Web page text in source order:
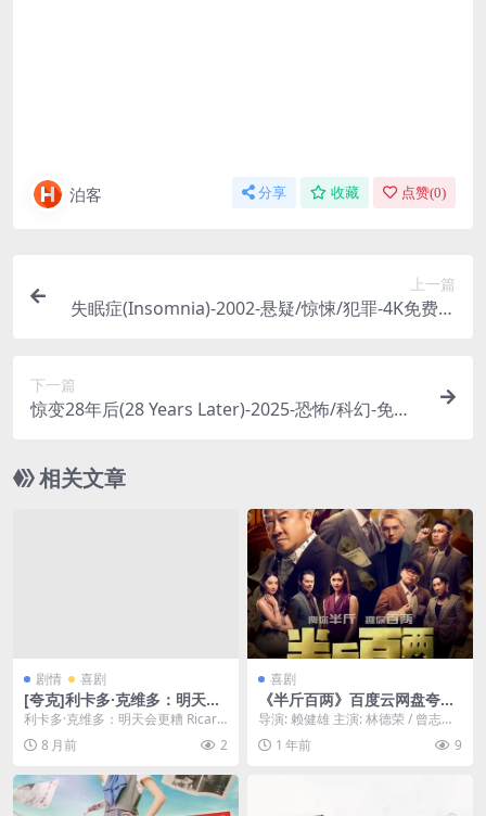
泊客 分享 收藏 点赞(0)
上一篇
失眠症(Insomnia)-2002-悬疑/惊悚/犯罪-4K免费下
游戏，阿尔·帕西诺与罗宾·威廉姆斯两大影帝飙戏☀️
｜
下一篇
惊变28年后(28 Years Later)-2025-恐怖/科幻-免费
度肆虐，这一次，幸存者将面临更绝望的末日景象
🧟‍♂️｜
相关文章
剧情 喜剧
[夸克]利卡多·克维多：明天会
更糟 – 2022 – 1080P小众文艺
片 – 喜剧/脱口秀 -[CO]
利卡多·克维多：明天会更糟 Ricard
o Quevedo: Mañana se...
8 月前 2
喜剧
《半斤百两》百度云网盘夸克
下载.阿里云盘.中字.(2025)
导演: 赖健雄 主演: 林德荣 / 曾志伟 /
欧阳震华 / 苏志威 / 朱浩仁...
1 年前 9